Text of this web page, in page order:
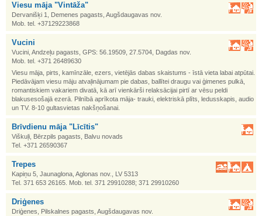
Viesu māja "Vintāža"
Dervanišķi 1, Demenes pagasts, Augšdaugavas nov.
Mob. tel. +37129223868
Vucini
Vucini, Andzeļu pagasts, GPS: 56.19509, 27.5704, Dagdas nov.
Mob. tel. +371 26489630
Viesu māja, pirts, kamīnzāle, ezers, vietējās dabas skaistums - īstā vieta labai atpūtai.
Piedāvājam viesu māju atvaļinājumam pie dabas, ballītei draugu vai ģimenes pulkā,
romantiskiem vakariem divatā, kā arī vienkārši relaksācijai pirtī ar vēsu peldi
blakusesošajā ezerā. Pilnībā aprīkota māja- trauki, elektriskā plīts, ledusskapis, audio
un TV. 8-10 gultasvietas nakšņošanai.
Brīvdienu māja "Līcītis"
Viškuļi, Bērzpils pagasts, Balvu novads
Tel. +371 26590367
Trepes
Kapiņu 5, Jaunaglona, Aglonas nov., LV 5313
Tel. 371 653 26165. Mob. tel. 371 29910288; 371 29910260
Driģenes
Driģenes, Pilskalnes pagasts, Augšdaugavas nov.